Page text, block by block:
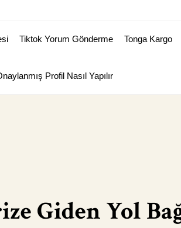
Tiktok Yorum Gönderme Tonga Kargo
Profil Nasıl Yapılır
Giden Yol